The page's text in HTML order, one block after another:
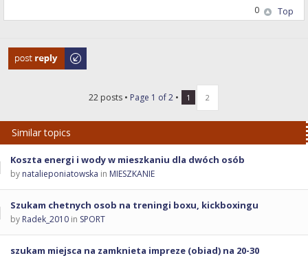
Top
0
Post a reply
22 posts • Page 1 of2 • 1 2
Similar topics
Koszta energi i wody w mieszkaniu dla dwóch osób
by natalieponiatowska in MIESZKANIE
Szukam chetnych osob na treningi boxu, kickboxingu
by Radek_2010 in SPORT
szukam miejsca na zamknieta impreze (obiad) na 20-30